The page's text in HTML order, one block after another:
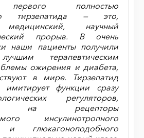
первого полностью
тирзепатида — это,
медицинский, научный
прорыв. В очень
наши пациенты получили
терапевтическим
ожирения и диабета,
в мире. Тирзепатид
имитирует функции сразу
регуляторов,
на рецепторы
инсулинотропного
и глюкагоноподобного